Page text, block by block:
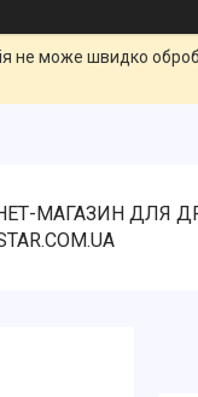
не може швидко
МАГАЗИН ДЛЯ